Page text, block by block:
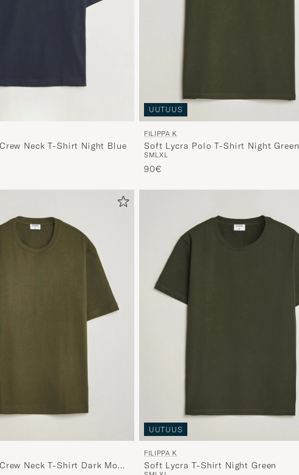
Neck T-Shirt Night Blue
UUTUUS
FILIPPA K
Soft Lycra Polo T-Shirt Night Green
SMLXL
90€
Neck T-Shirt Dark Moss
UUTUUS
FILIPPA K
Soft Lycra T-Shirt Night Green